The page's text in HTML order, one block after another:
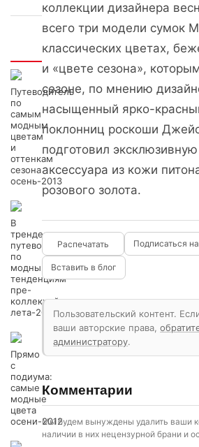
Интересно
Путеводитель
по
самым
модным
цветам
и
оттенкам
сезона
осень-2013
В
тренде:
путеводитель
по
модным
тенденциям
пре-
коллекций
лета-2014
Прямо
с
подиума:
самые
модные
цвета
осени-2012
коллекции дизайнера
всего три модели сумок
классических цветах,
и «цвете сезона»,
сезоне, по мнению
насыщенный ярко-
поклонниц роскоши
подготовил
аксессуара из кожи
розового золота.
Подписаться
Вставить в блог
Пользовательский контент.
ваши авторские права,
администратору.
Комментарии
Мы будем вынуждены удалить ваши
наличии в них нецензурной брани и